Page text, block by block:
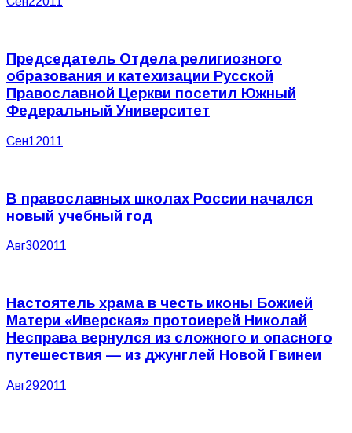
Председатель Отдела религиозного
образования и катехизации Русской
Православной Церкви посетил Южный
Федеральный Университет
Сен12011
В православных школах России начался
новый учебный год
Авг302011
Настоятель храма в честь иконы Божией
Матери «Иверская» протоиерей Николай
Несправа вернулся из сложного и опасного
путешествия — из джунглей Новой Гвинеи
Авг292011